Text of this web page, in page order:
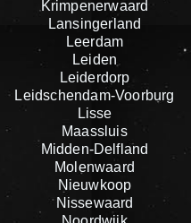
Krimpenerwaard
Lansingerland
Leerdam
Leiden
Leiderdorp
Leidschendam-Voorburg
Lisse
Maassluis
Midden-Delfland
Molenwaard
Nieuwkoop
Nissewaard